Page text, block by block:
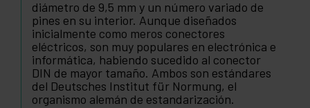
diámetro de 9,5 mm y un número variado de
pines en su interior. Aunque diseñados
inicialmente como meros conectores
eléctricos, son muy populares en electrónica e
informática, habiendo sucedido al conector
DIN de mayor tamaño. Ambos son estándares
del Deutsches Institut für Normung, el
organismo alemán de estandarización.